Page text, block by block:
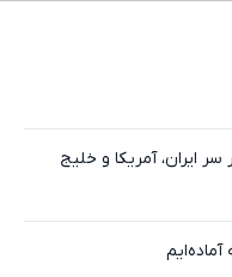
چه بر سر ایران، آمریکا و خلیج